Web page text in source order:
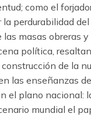
como el
perdurabilidad
masas obreras
política,
de la
las enseñanzas
el plano nacional:
mundial el